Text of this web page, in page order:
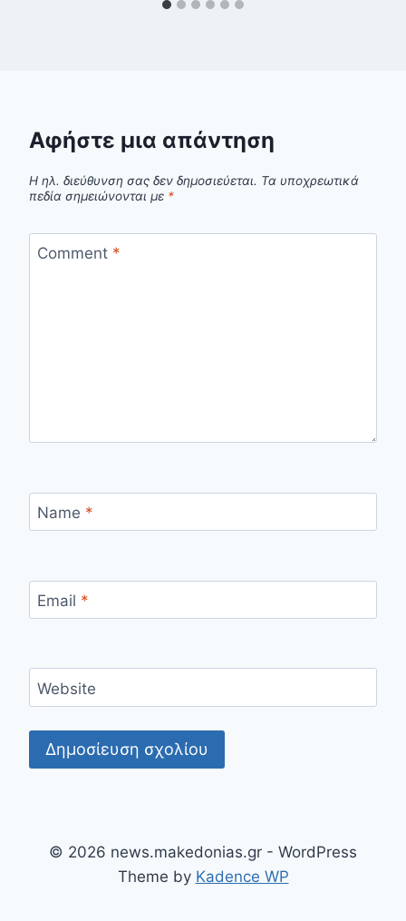
Αφήστε μια απάντηση
Η ηλ. διεύθυνση σας δεν δημοσιεύεται. Τα υποχρεωτικά
πεδία σημειώνονται με *
Comment *
Name *
Email *
Website
© 2026 news.makedonias.gr - WordPress
Theme by Kadence WP